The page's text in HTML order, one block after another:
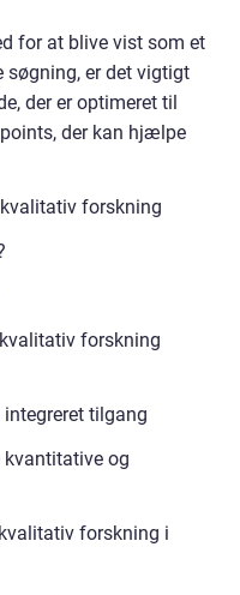
for at blive vist som et
søgning, er det vigtigt
der er optimeret til
der kan hjælpe
forskning
forskning
tilgang
og
forskning i